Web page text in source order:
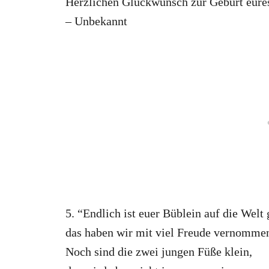
– Unbekannt
5. “Endlich ist euer Büblein auf die Welt
das haben wir mit viel Freude
Noch sind die zwei jungen Füße klein,